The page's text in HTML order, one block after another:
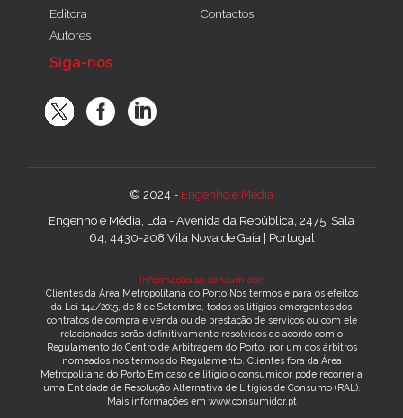
Editora
Autores
Contactos
Siga-nos
© 2024 - Engenho e Média
Engenho e Média, Lda - Avenida da República, 2475, Sala
64, 4430-208 Vila Nova de Gaia | Portugal
Informação ao consumidor:
Clientes da Área Metropolitana do Porto Nos termos e para os efeitos
da Lei 144/2015, de 8 de Setembro, todos os litígios emergentes dos
contratos de compra e venda ou de prestação de serviços ou com ele
relacionados serão definitivamente resolvidos de acordo com o
Regulamento do Centro de Arbitragem do Porto, por um dos árbitros
nomeados nos termos do Regulamento. Clientes fora da Área
Metropolitana do Porto Em caso de litígio o consumidor pode recorrer a
uma Entidade de Resolução Alternativa de Litígios de Consumo (RAL).
Mais informações em www.consumidor.pt